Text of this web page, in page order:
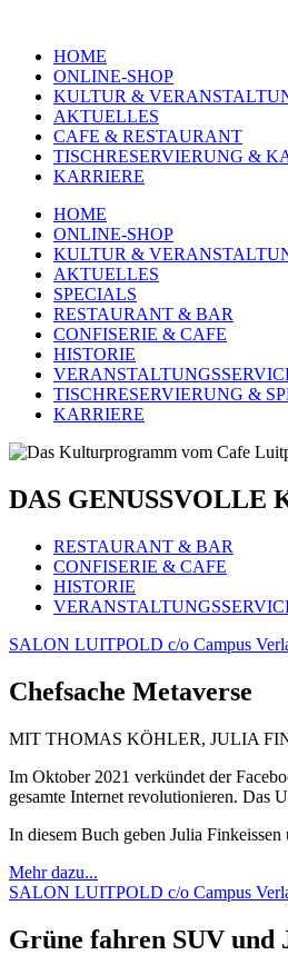
HOME
ONLINE-SHOP
KULTUR &
AKTUELLES
CAFE & RESTAURANT
TISCHRESERVIERUNG &
KARRIERE
HOME
ONLINE-SHOP
KULTUR &
AKTUELLES
SPECIALS
RESTAURANT & BAR
CONFISERIE & CAFE
HISTORIE
TISCHRESERVIERUNG &
KARRIERE
DAS GENUSSVOLLE
RESTAURANT & BAR
CONFISERIE & CAFE
HISTORIE
SALON LUITPOLD c/o Campus
Chefsache Metaverse
MIT THOMAS KÖHLER, JULIA
Im Oktober 2021 verkündet der
gesamte Internet revolutionieren. Das
In diesem Buch geben Julia
Mehr dazu...
SALON LUITPOLD c/o Campus
Grüne fahren SUV und